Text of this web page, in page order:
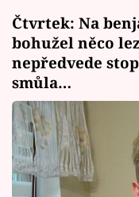
Čtvrtek: Na
bohužel něco
nepředvede
smůla…